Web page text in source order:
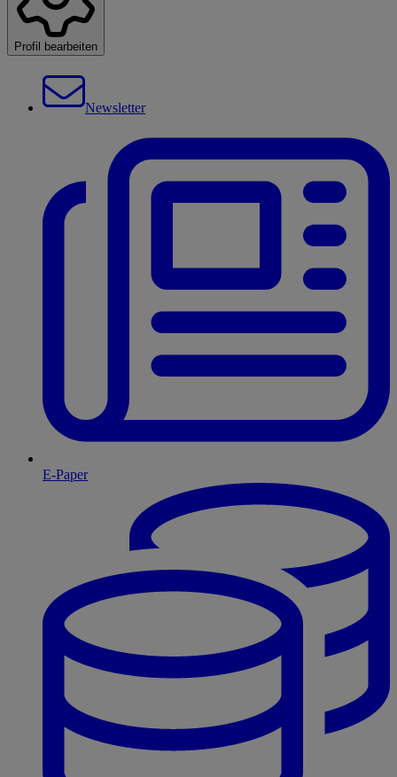
Profil bearbeiten
Newsletter
E-Paper